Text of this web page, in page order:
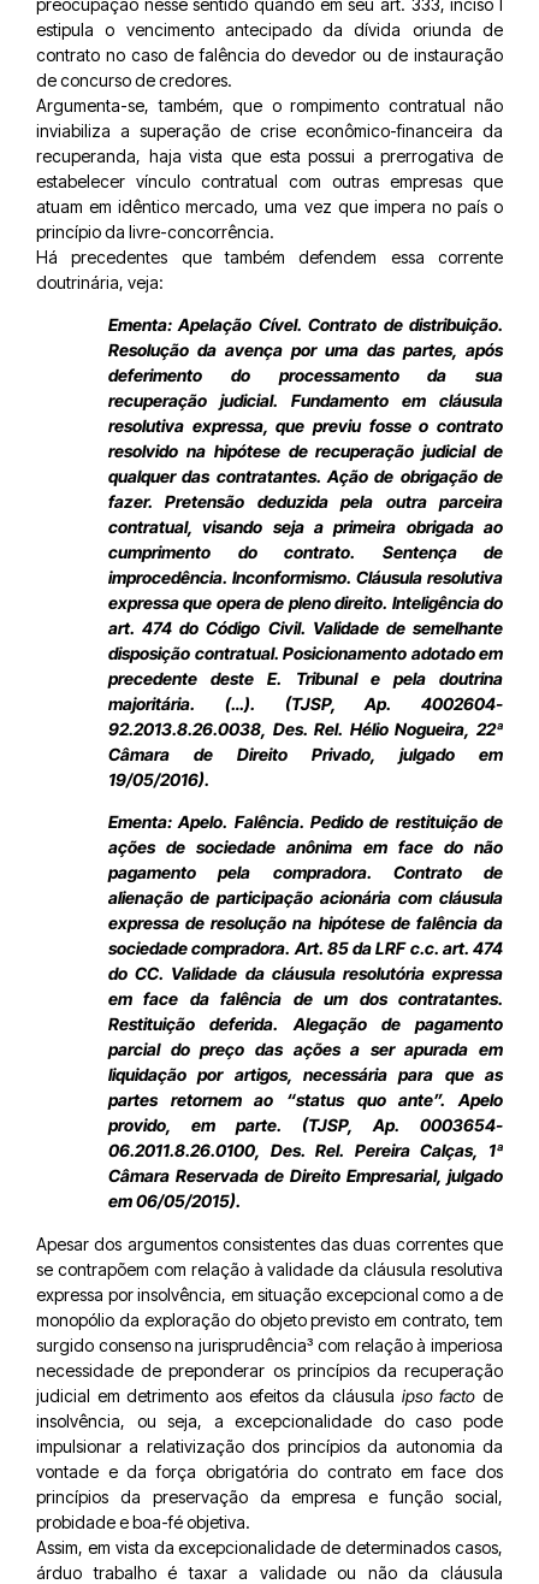
estipula o vencimento antecipado da dívida oriunda de
contrato no caso de falência do devedor ou de instauração
de concurso de credores.
Argumenta-se, também, que o rompimento contratual não
inviabiliza a superação de crise econômico-financeira da
recuperanda, haja vista que esta possui a prerrogativa de
estabelecer vínculo contratual com outras empresas que
atuam em idêntico mercado, uma vez que impera no país o
princípio da livre-concorrência.
Há precedentes que também defendem essa corrente
doutrinária, veja:
Ementa: Apelação Cível. Contrato de distribuição.
Resolução da avença por uma das partes, após
deferimento do processamento da sua
recuperação judicial. Fundamento em cláusula
resolutiva expressa, que previu fosse o contrato
resolvido na hipótese de recuperação judicial de
qualquer das contratantes. Ação de obrigação de
fazer. Pretensão deduzida pela outra parceira
contratual, visando seja a primeira obrigada ao
cumprimento do contrato. Sentença de
improcedência. Inconformismo. Cláusula resolutiva
expressa que opera de pleno direito. Inteligência do
art. 474 do Código Civil. Validade de semelhante
disposição contratual. Posicionamento adotado em
precedente deste E. Tribunal e pela doutrina
majoritária. (…). (TJSP, Ap. 4002604-
92.2013.8.26.0038, Des. Rel. Hélio Nogueira, 22ª
Câmara de Direito Privado, julgado em
19/05/2016).
Ementa: Apelo. Falência. Pedido de restituição de
ações de sociedade anônima em face do não
pagamento pela compradora. Contrato de
alienação de participação acionária com cláusula
expressa de resolução na hipótese de falência da
sociedade compradora. Art. 85 da LRF c.c. art. 474
do CC. Validade da cláusula resolutória expressa
em face da falência de um dos contratantes.
Restituição deferida. Alegação de pagamento
parcial do preço das ações a ser apurada em
liquidação por artigos, necessária para que as
partes retornem ao “status quo ante”. Apelo
provido, em parte. (TJSP, Ap. 0003654-
06.2011.8.26.0100, Des. Rel. Pereira Calças, 1ª
Câmara Reservada de Direito Empresarial, julgado
em 06/05/2015).
Apesar dos argumentos consistentes das duas correntes que
se contrapõem com relação à validade da cláusula resolutiva
expressa por insolvência, em situação excepcional como a de
monopólio da exploração do objeto previsto em contrato, tem
surgido consenso na jurisprudência³ com relação à imperiosa
necessidade de preponderar os princípios da recuperação
judicial em detrimento aos efeitos da cláusula ipso facto de
insolvência, ou seja, a excepcionalidade do caso pode
impulsionar a relativização dos princípios da autonomia da
vontade e da força obrigatória do contrato em face dos
princípios da preservação da empresa e função social,
probidade e boa-fé objetiva.
Assim, em vista da excepcionalidade de determinados casos,
árduo trabalho é taxar a validade ou não da cláusula